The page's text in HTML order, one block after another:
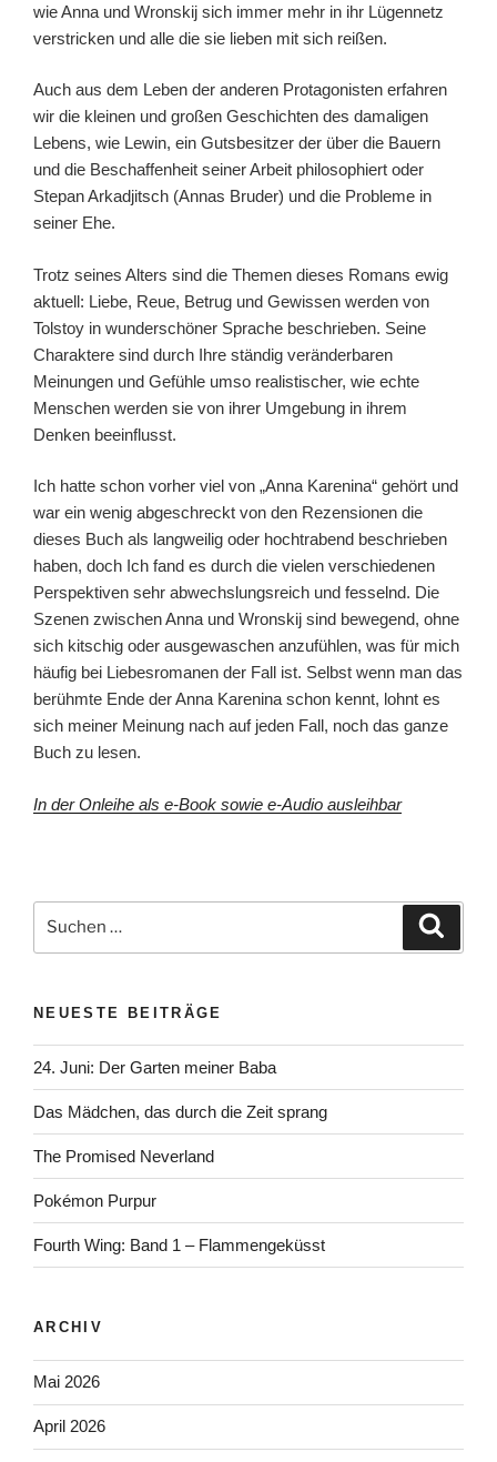
wie Anna und Wronskij sich immer mehr in ihr Lügennetz
verstricken und alle die sie lieben mit sich reißen.
Auch aus dem Leben der anderen Protagonisten erfahren
wir die kleinen und großen Geschichten des damaligen
Lebens, wie Lewin, ein Gutsbesitzer der über die Bauern
und die Beschaffenheit seiner Arbeit philosophiert oder
Stepan Arkadjitsch (Annas Bruder) und die Probleme in
seiner Ehe.
Trotz seines Alters sind die Themen dieses Romans ewig
aktuell: Liebe, Reue, Betrug und Gewissen werden von
Tolstoy in wunderschöner Sprache beschrieben. Seine
Charaktere sind durch Ihre ständig veränderbaren
Meinungen und Gefühle umso realistischer, wie echte
Menschen werden sie von ihrer Umgebung in ihrem
Denken beeinflusst.
Ich hatte schon vorher viel von „Anna Karenina“ gehört und
war ein wenig abgeschreckt von den Rezensionen die
dieses Buch als langweilig oder hochtrabend beschrieben
haben, doch Ich fand es durch die vielen verschiedenen
Perspektiven sehr abwechslungsreich und fesselnd. Die
Szenen zwischen Anna und Wronskij sind bewegend, ohne
sich kitschig oder ausgewaschen anzufühlen, was für mich
häufig bei Liebesromanen der Fall ist. Selbst wenn man das
berühmte Ende der Anna Karenina schon kennt, lohnt es
sich meiner Meinung nach auf jeden Fall, noch das ganze
Buch zu lesen.
In der Onleihe als e-Book sowie e-Audio ausleihbar
nach:
NEUESTE BEITRÄGE
24. Juni: Der Garten meiner Baba
Das Mädchen, das durch die Zeit sprang
The Promised Neverland
Pokémon Purpur
Fourth Wing: Band 1 – Flammengeküsst
ARCHIV
Mai 2026
April 2026